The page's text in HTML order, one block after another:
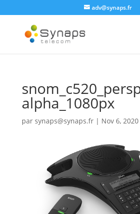
adv@synaps.fr
alpha_1080px
par synaps@synaps.fr| Nov 6, 2020